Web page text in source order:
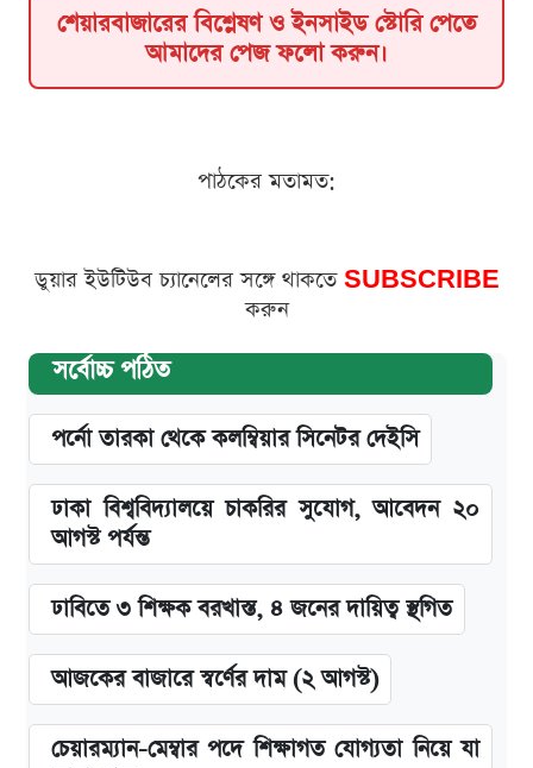
শেয়ারবাজারের বিশ্লেষণ ও ইনসাইড স্টোরি পেতে
আমাদের পেজ ফলো করুন।
পাঠকের মতামত:
ডুয়ার ইউটিউব চ্যানেলের সঙ্গে থাকতে SUBSCRIBE
করুন
সর্বোচ্চ পঠিত
পর্নো তারকা থেকে কলম্বিয়ার সিনেটর দেইসি
ঢাকা বিশ্ববিদ্যালয়ে চাকরির সুযোগ, আবেদন ২০
আগস্ট পর্যন্ত
ঢাবিতে ৩ শিক্ষক বরখাস্ত, ৪ জনের দায়িত্ব স্থগিত
আজকের বাজারে স্বর্ণের দাম (২ আগস্ট)
চেয়ারম্যান-মেম্বার পদে শিক্ষাগত যোগ্যতা নিয়ে যা